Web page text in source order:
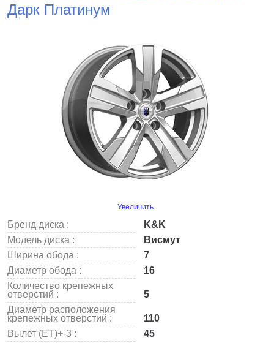
Дарк Платинум
Увеличить
Бренд диска :
K&K
Модель диска :
Висмут
Ширина обода :
7
Диаметр обода :
16
Количество крепежных
отверстий :
5
Диаметр расположения
крепежных отверстий :
110
Вылет (ET)+-3 :
45